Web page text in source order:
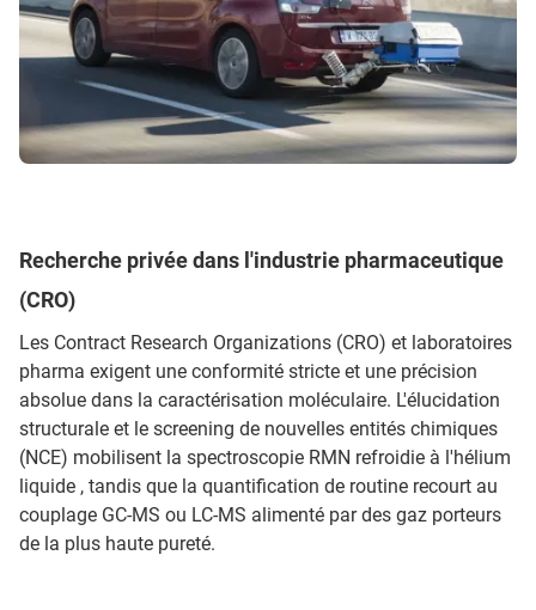
Recherche privée dans l'industrie pharmaceutique
(CRO)
Les Contract Research Organizations (CRO) et laboratoires
pharma exigent une conformité stricte et une précision
absolue dans la caractérisation moléculaire. L'élucidation
structurale et le screening de nouvelles entités chimiques
(NCE) mobilisent la spectroscopie RMN refroidie à l'hélium
liquide , tandis que la quantification de routine recourt au
couplage GC-MS ou LC-MS alimenté par des gaz porteurs
de la plus haute pureté.